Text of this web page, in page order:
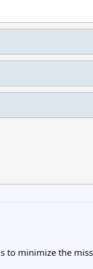
to minimize the